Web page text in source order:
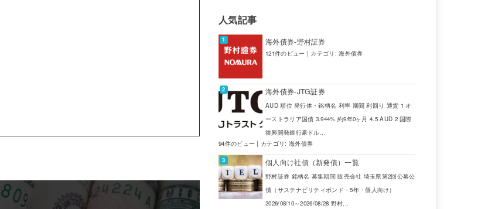
人気記事
海外債券-野村証券
121件のビュー | カテゴリ:海外債券
海外債券-JTG証券
AUD 順位 発行体・銘柄名 利率 期間 利回り 通貨 1 オ
ーストラリア国債 3.944% 約9年0ヶ月 4.5 AUD 2 国際
復興開発銀行豪ドル...
94件のビュー | カテゴリ: 海外債券
個人向け社債（新発債）一覧
野村証券 銘柄名 募集期間 販売会社 埼玉県第2回公募公
債（サステナビリティボンド・5年・個人向け）
2026/08/10～2026/08/28 野村...